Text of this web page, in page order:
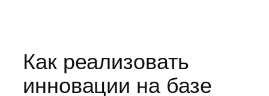
Как реализовать
инновации на базе